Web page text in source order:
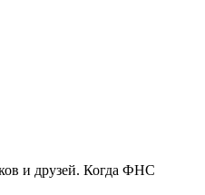
и друзей. Когда ФНС